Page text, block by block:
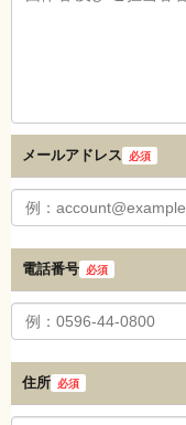
メールアドレス 必須
電話番号 必須
住所 必須